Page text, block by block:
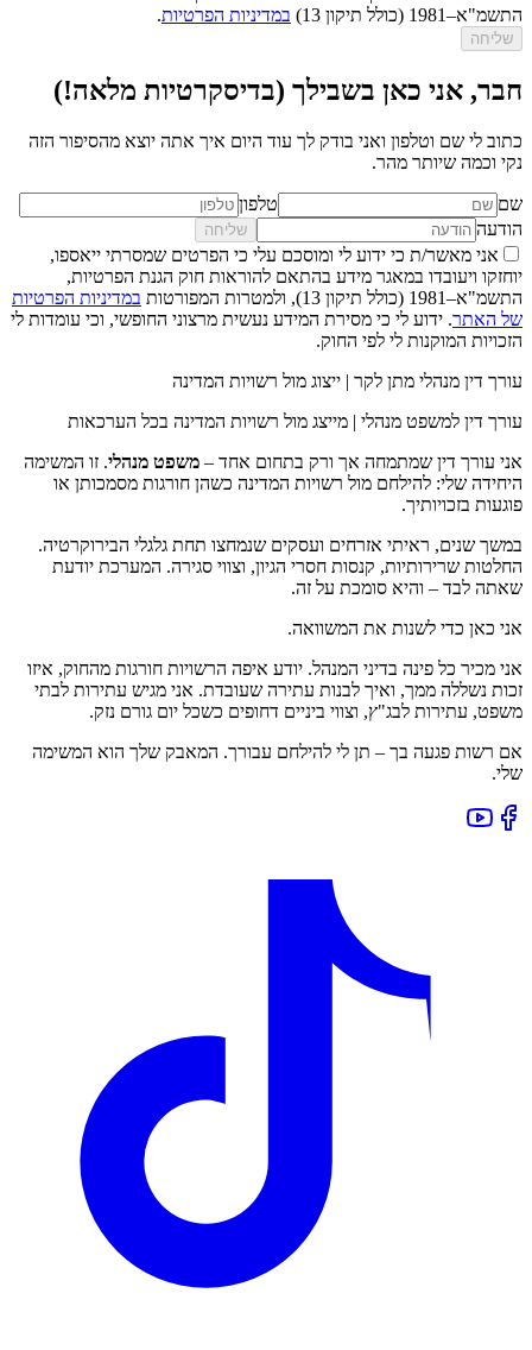
התשמ"א–1981 (כולל תיקון 13)
במדיניות הפרטיות.
שליחה
חבר, אני כאן בשבילך (בדיסקרטיות מלאה!)
כתוב לי שם וטלפון ואני בודק לך עוד היום איך אתה יוצא מהסיפור הזה
נקי וכמה שיותר מהר.
שם
טלפון
הודעה
שליחה
אני מאשר/ת כי ידוע לי ומוסכם עלי כי הפרטים שמסרתי ייאספו,
יוחזקו ויעובדו במאגר מידע בהתאם להוראות חוק הגנת הפרטיות,
התשמ"א–1981 (כולל תיקון 13), ולמטרות המפורטות
במדיניות הפרטיות
של האתר. ידוע לי כי מסירת המידע נעשית מרצוני החופשי, וכי עומדות לי
הזכויות המוקנות לי לפי החוק.
עורך דין מנהלי מתן לקר | ייצוג מול רשויות המדינה
עורך דין למשפט מנהלי | מייצג מול רשויות המדינה בכל הערכאות
אני עורך דין שמתמחה אך ורק בתחום אחד – משפט מנהלי. זו המשימה
היחידה שלי: להילחם מול רשויות המדינה כשהן חורגות מסמכותן או
פוגעות בזכויותיך.
במשך שנים, ראיתי אזרחים ועסקים שנמחצו תחת גלגלי הבירוקרטיה.
החלטות שרירותיות, קנסות חסרי הגיון, וצווי סגירה. המערכת יודעת
שאתה לבד – והיא סומכת על זה.
אני כאן כדי לשנות את המשוואה.
אני מכיר כל פינה בדיני המנהל. יודע איפה הרשויות חורגות מהחוק, איזו
זכות נשללה ממך, ואיך לבנות עתירה שעובדת. אני מגיש עתירות לבתי
משפט, עתירות לבג"ץ, וצווי ביניים דחופים כשכל יום גורם נזק.
אם רשות פגעה בך – תן לי להילחם עבורך. המאבק שלך הוא המשימה
שלי.